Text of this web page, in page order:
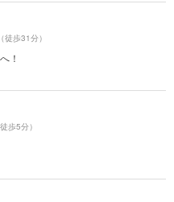
（徒歩31分）
！
徒歩5分）